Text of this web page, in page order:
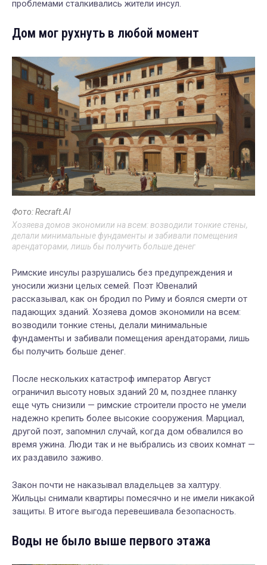
проблемами сталкивались жители инсул.
Дом мог рухнуть в любой момент
Фото: Recraft.AI
Хозяева домов экономили на всем: возводили тонкие стены,
делали минимальные фундаменты и забивали помещения
арендаторами, лишь бы получить больше денег
Римские инсулы разрушались без предупреждения и
уносили жизни целых семей. Поэт Ювеналий
рассказывал, как он бродил по Риму и боялся смерти от
падающих зданий. Хозяева домов экономили на всем:
возводили тонкие стены, делали минимальные
фундаменты и забивали помещения арендаторами, лишь
бы получить больше денег.
После нескольких катастроф император Август
ограничил высоту новых зданий 20 м, позднее планку
еще чуть снизили — римские строители просто не умели
надежно крепить более высокие сооружения. Марциал,
другой поэт, запомнил случай, когда дом обвалился во
время ужина. Люди так и не выбрались из своих комнат —
их раздавило заживо.
Закон почти не наказывал владельцев за халтуру.
Жильцы снимали квартиры помесячно и не имели никакой
защиты. В итоге выгода перевешивала безопасность.
Воды не было выше первого этажа